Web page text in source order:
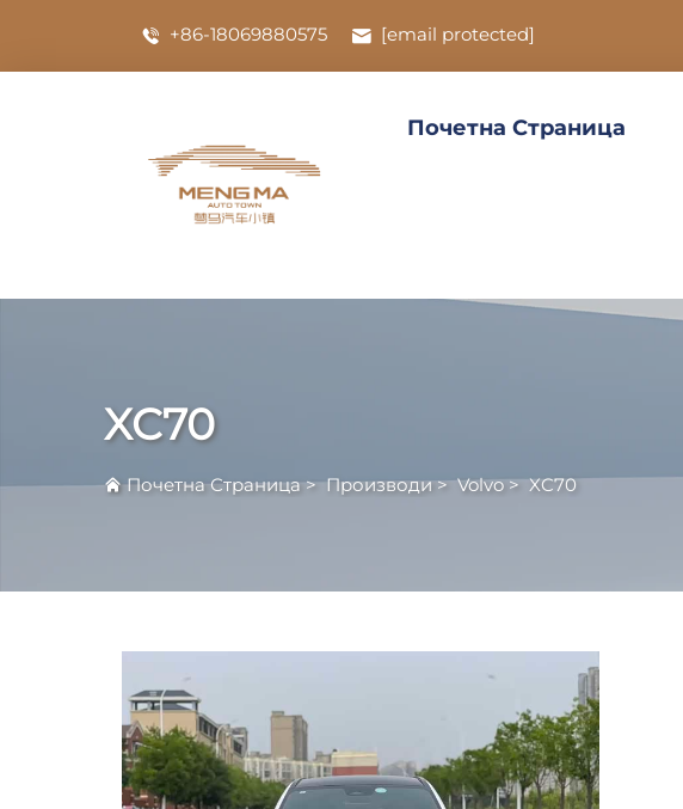
+86-18069880575 [email protected]
Почетна Страница
XC70
Почетна Страница>Производи>Volvo>XC70